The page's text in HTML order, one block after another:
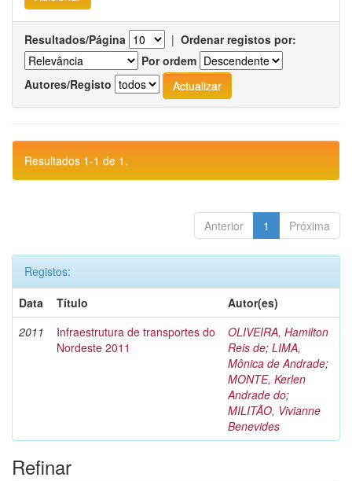
Resultados/Página | Ordenar registos por:
Por ordem
Autores/Registo
Resultados 1-1 de 1.
Anterior 1 Próxima
Registos:
Data
Título
Autor(es)
2011
Infraestrutura de transportes do
Nordeste 2011
OLIVEIRA, Hamilton
Reis de; LIMA,
Mônica de Andrade;
MONTE, Kerlen
Andrade do;
MILITÃO, Vivianne
Benevides
Refinar